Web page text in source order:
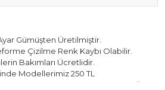
Gümüşten Üretilmiştir.
Çizilme Renk Kaybı Olabilir.
Bakımları Ücretlidir.
Modellerimiz 250 TL
Bileklik Modellerimiz 150 TL Sabit Ücret